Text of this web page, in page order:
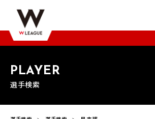
PLAYER
選手検索